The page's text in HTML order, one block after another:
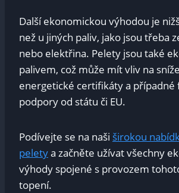
Další ekonomickou výhodou je
než u jiných paliv, jako jsou třeba
nebo elektřina. Pelety jsou také
palivem, což může mít vliv na
energetické certifikáty a případné
podpory od státu či EU.
Podívejte se na naši širokou
peletya začněte užívat všechny
výhody spojené s provozem
topení.